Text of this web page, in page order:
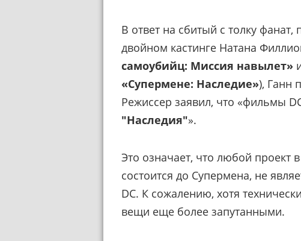
В ответ на сбитый с толку
двойном кастинге Натана
самоубийц: Миссия навылет»
«Супермене: Наследие»), Ганн
Режиссер заявил, что «фильмы
"Наследия"».
Это означает, что любой проект
состоится до Супермена, не
DC. К сожалению, хотя
вещи еще более запутанными.